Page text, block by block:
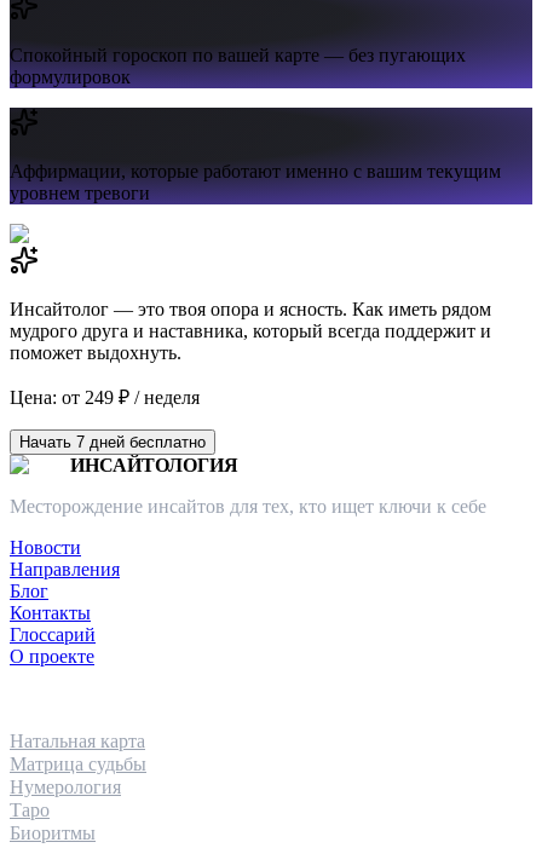
Спокойный гороскоппо вашей карте — без пугающих
формулировок
Аффирмации,которые работают именно с вашим текущим
уровнем тревоги
Инсайтолог — это твоя опора и ясность. Как иметь рядом
мудрого друга и наставника, который всегда поддержит и
поможет выдохнуть.
Цена: от 249 ₽ / неделя
Начать 7 дней бесплатно
ИНСАЙТОЛОГИЯ
Месторождение инсайтов для тех, кто ищет ключи к себе
Новости
Направления
Блог
Контакты
Глоссарий
О проекте
Натальная карта
Матрица судьбы
Нумерология
Таро
Биоритмы